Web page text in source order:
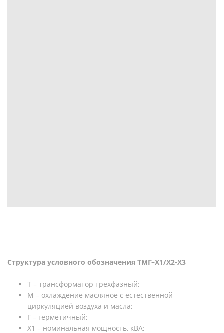
Структура условного обозначения ТМГ–X1/X2-X3
Т – трансформатор трехфазный;
М – охлаждение масляное с естественной
циркуляцией воздуха и масла;
Г – герметичный;
Х1 – номинальная мощность, кВА;